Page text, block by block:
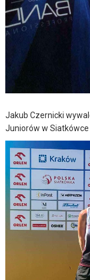
Jakub Czernicki
Juniorów w Siatkówce